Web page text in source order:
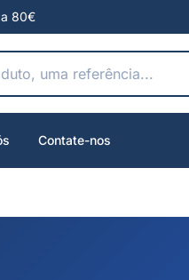
80€
Contate-nos